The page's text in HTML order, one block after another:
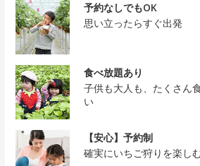
予約なしでもOK
思い立ったらすぐ出発
食べ放題あり
子供も大人も、たくさん
い
【安心】予約制
確実にいちご狩りを楽し